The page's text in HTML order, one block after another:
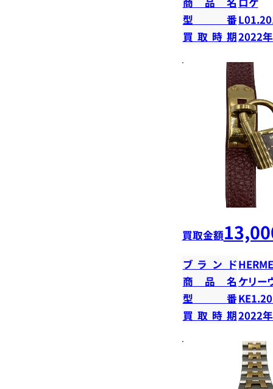
型番
買取時期2022
買取金額
ブランド
商品名 ケリー
型番
買取時期2022